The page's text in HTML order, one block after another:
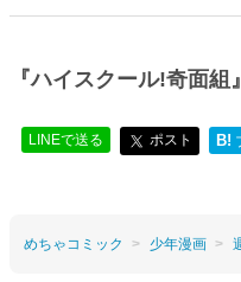
『ハイスクール!奇面組
LINEで送る ポスト B!
めちゃコミック 少年漫画